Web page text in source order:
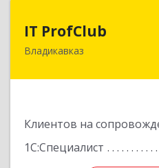
IT ProfClub
Владикавказ
Клиентов на
1С:Специалист
362045,